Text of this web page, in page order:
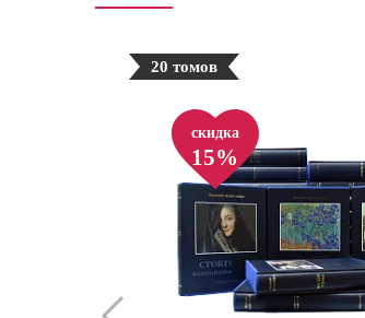
20 томов
скидка
15%